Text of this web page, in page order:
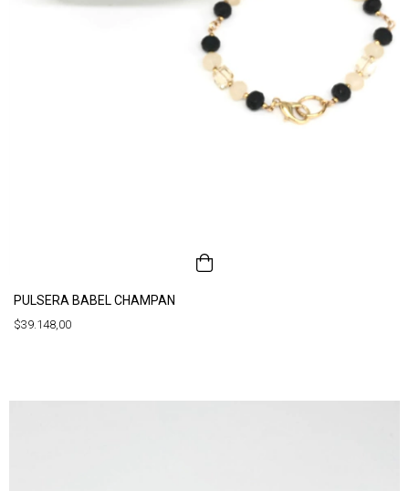
PULSERA BABEL CHAMPAN
$39.148,00